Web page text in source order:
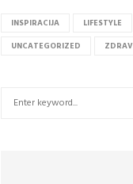
INSPIRACIJA LIFESTYLE
UNCATEGORIZED